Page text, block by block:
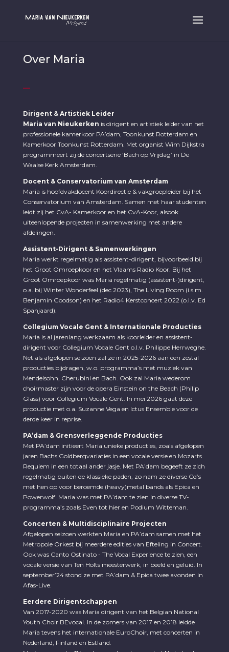
Over Maria
Dirigent & Artistiek Leider
Maria van Nieukerken is dirigent en artistiek leider van het
professionele kamerkoor PA’dam, Toonkunst Rotterdam en
Kamerkoor Toonkunst Rotterdam. Met organist Wim Dijkstra
programmeert zij de concertserie ‘Bach op Vrijdag’ in De
Waalse Kerk Amsterdam.
Docent & Conservatorium van Amsterdam
Maria is hoofdvakdocent Koordirectie & vakgroepleider bij het
Conservatorium van Amsterdam. Samen met haar studenten
leidt zij het CvA- Kamerkoor en het CvA-Koor, alsook
uiteenlopende projecten in samenwerking met andere
afdelingen.
Assistent-Dirigent & Samenwerkingen
Maria werkt regelmatig als assistent-dirigent, bijvoorbeeld bij
het Groot Omroepkoor en het Vlaams Radio Koor. Bij het
Groot Omroepkoor was Maria regelmatig (assistent-)dirigent,
o.a. bij Winter Wonderfeel (dec 2023), The Living Room (i.s.m.
Benjamin Goodson) en het Radio4 Kerstconcert 2022 (o.l.v. Ed
Spanjaard).
Collegium Vocale Gent & Internationale Producties
Maria is al jarenlang werkzaam als koorleider en assistent-
dirigent voor Collegium Vocale Gent o.l.v. Philippe Herrweghe.
Net als afgelopen seizoen zal ze in 2025-2026 aan een zestal
producties bijdragen, w.o. programma’s met muziek van
Mendelsohn, Cherubini en Bach. Ook zal Maria wederom
choirmaster zijn voor de opera Einstein on the Beach (Philip
Glass) voor Collegium Vocale Gent. In mei 2026 gaat deze
productie met o.a. Suzanne Vega en Ictus Ensemble voor de
derde keer in reprise.
PA’dam & Grensverleggende Producties
Met PA’dam initieert Maria unieke producties, zoals afgelopen
jaren Bachs Goldbergvariaties in een vocale versie en Mozarts
Requiem in een totaal ander jasje. Met PA’dam begeeft ze zich
regelmatig buiten de klassieke paden, zo nam ze diverse Cd’s
met hen op voor beroemde (heavy)metal bands als Epica en
Powerwolf. Maria was met PA’dam te zien in diverse TV-
programma’s zoals Even tot hier en Podium Witteman.
Concerten & Multidisciplinaire Projecten
Afgelopen seizoen werkten Maria en PA’dam samen met het
Metropole Orkest bij meerdere edities van Efteling in Concert.
Ook was Canto Ostinato - The Vocal Experience te zien, een
vocale versie van Ten Holts meesterwerk, in beeld en geluid. In
september’24 stond ze met PA’dam & Epica twee avonden in
Afas-Live.
Eerdere Dirigentschappen
Van 2017-2020 was Maria dirigent van het Belgian National
Youth Choir BEvocal. In de zomers van 2017 en 2018 leidde
Maria tevens het internationale EuroChoir, met concerten in
Nederland, Finland en Estland.